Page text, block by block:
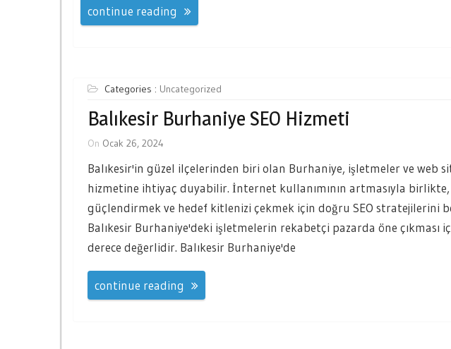
continue reading
Categories : Uncategorized
Balıkesir Burhaniye SEO Hizmeti
On Ocak 26, 2024
Balıkesir'in güzel ilçelerinden biri olan Burhaniye, işletmeler ve web
hizmetine ihtiyaç duyabilir. İnternet kullanımının artmasıyla birlikte,
güçlendirmek ve hedef kitlenizi çekmek için doğru SEO stratejilerini
Balıkesir Burhaniye'deki işletmelerin rekabetçi pazarda öne çıkması
derece değerlidir. Balıkesir Burhaniye'de
continue reading